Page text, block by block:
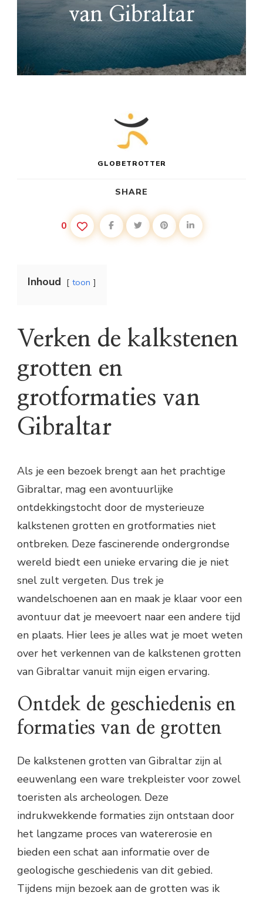
van Gibraltar
GLOBETROTTER
SHARE
0
Inhoud toon
Verken de kalkstenen
grotten en
grotformaties van
Gibraltar
Als je een bezoek brengt aan het prachtige
Gibraltar, mag een avontuurlijke
ontdekkingstocht door de mysterieuze
kalkstenen grotten en grotformaties niet
ontbreken. Deze fascinerende ondergrondse
wereld biedt een unieke ervaring die je niet
snel zult vergeten. Dus trek je
wandelschoenen aan en maak je klaar voor een
avontuur dat je meevoert naar een andere tijd
en plaats. Hier lees je alles wat je moet weten
over het verkennen van de kalkstenen grotten
van Gibraltar vanuit mijn eigen ervaring.
Ontdek de geschiedenis en
formaties van de grotten
De kalkstenen grotten van Gibraltar zijn al
eeuwenlang een ware trekpleister voor zowel
toeristen als archeologen. Deze
indrukwekkende formaties zijn ontstaan door
het langzame proces van watererosie en
bieden een schat aan informatie over de
geologische geschiedenis van dit gebied.
Tijdens mijn bezoek aan de grotten was ik